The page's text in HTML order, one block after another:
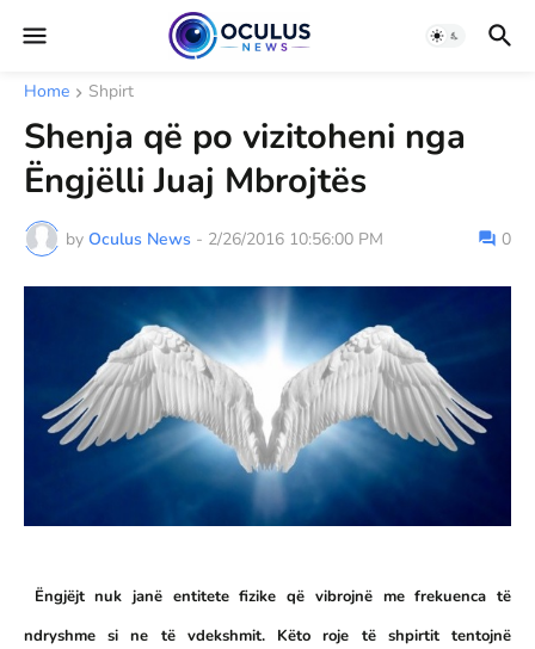
Home Shpirt
Shenja që po vizitoheni nga
Ëngjëlli Juaj Mbrojtës
by Oculus News - 2/26/2016 10:56:00 PM 0
Ëngjëjt nuk janë entitete fizike që vibrojnë me frekuenca të
ndryshme si ne të vdekshmit. Këto roje të shpirtit tentojnë